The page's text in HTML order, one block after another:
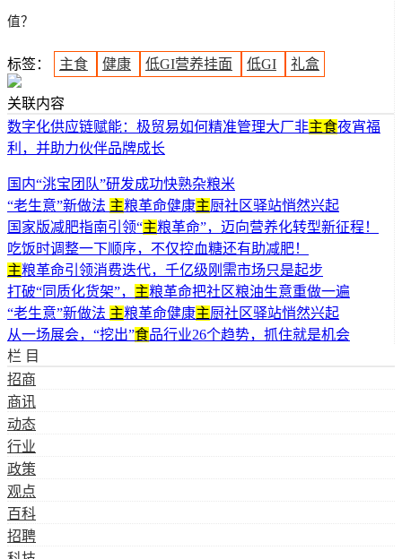
值？
标签： 主食 健康 低GI营养挂面 低GI 礼盒
关联内容
数字化供应链赋能：极贸易如何精准管理大厂非主食夜宵福
利，并助力伙伴品牌成长
国内“洮宝团队”研发成功快熟杂粮米
“老生意”新做法 主粮革命健康主厨社区驿站悄然兴起
国家版减肥指南引领“主粮革命”，迈向营养化转型新征程！
吃饭时调整一下顺序，不仅控血糖还有助减肥！
主粮革命引领消费迭代，千亿级刚需市场只是起步
打破“同质化货架”， 主粮革命把社区粮油生意重做一遍
“老生意”新做法 主粮革命健康主厨社区驿站悄然兴起
从一场展会，“挖出”食品行业26个趋势，抓住就是机会
栏 目
招商
商讯
动态
行业
政策
观点
百科
招聘